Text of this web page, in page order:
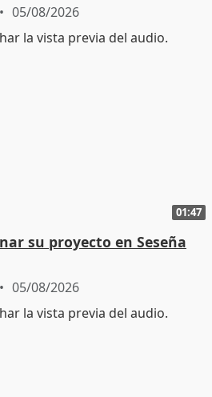
05/08/2026
01:47
su proyecto en Seseña
05/08/2026